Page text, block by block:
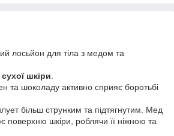
лосьйон для тіла з медом та
сухої шкіри
та шоколаду активно сприяє боротьбі
більш струнким та підтягнутим. Мед
поверхню шкіри, роблячи її ніжною та